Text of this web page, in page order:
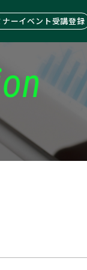
ナーイベント受講登録